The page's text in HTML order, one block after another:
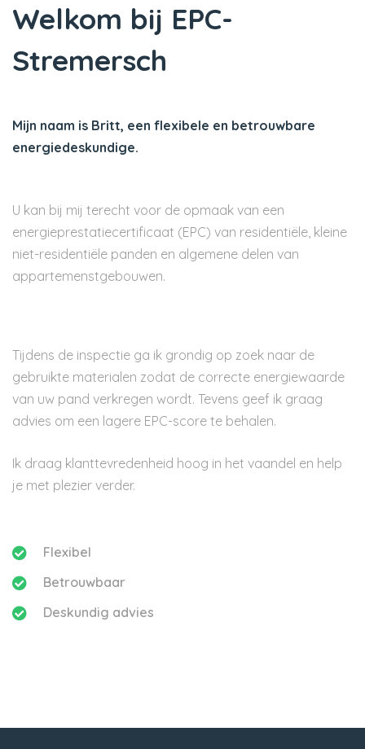
Welkom bij EPC-
Stremersch
Mijn naam is Britt, een flexibele en betrouwbare
energiedeskundige.
U kan bij mij terecht voor de opmaak van een
energieprestatiecertificaat (EPC) van residentiële, kleine
niet-residentiële panden en algemene delen van
appartemenstgebouwen.
Tijdens de inspectie ga ik grondig op zoek naar de
gebruikte materialen zodat de correcte energiewaarde
van uw pand verkregen wordt. Tevens geef ik graag
advies om een lagere EPC-score te behalen.
Ik draag klanttevredenheid hoog in het vaandel en help
je met plezier verder.
Flexibel
Betrouwbaar
Deskundig advies